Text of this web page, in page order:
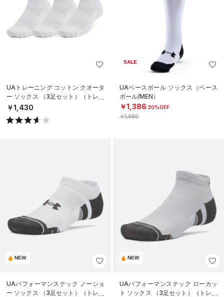
UAトレーニング コットン クオータ
ー ソックス （3足セット）（トレー
ニング/UNISEX）
￥1,430
SALE
UAベースボール ソックス（ベース
ボール/MEN）
￥1,386 30%OFF
￥1,980
NEW
UAパフォーマンステック ノーショ
ー ソックス （3足セット）（トレー
NEW
UAパフォーマンステック ローカッ
ト ソックス （3足セット）（トレー